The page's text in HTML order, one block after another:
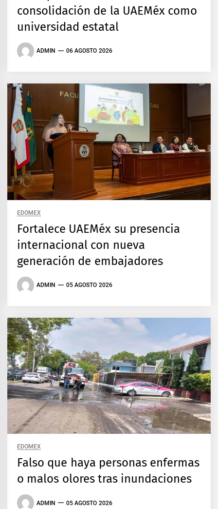
consolidación de la UAEMéx como
universidad estatal
ADMIN 06 AGOSTO 2026
EDOMEX
Fortalece UAEMéx su presencia
internacional con nueva
generación de embajadores
ADMIN 05 AGOSTO 2026
EDOMEX
Falso que haya personas enfermas
o malos olores tras inundaciones
ADMIN 05 AGOSTO 2026